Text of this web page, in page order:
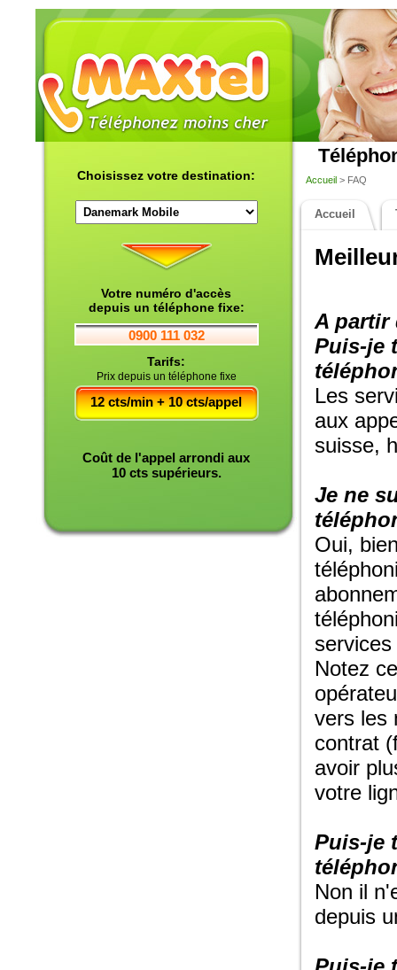
Choisissez votre destination:
Votre numéro d'accès
depuis un téléphone fixe:
0900 111 032
Tarifs:
Prix depuis un téléphone fixe
12 cts/min + 10 cts/appel
Coût de l'appel arrondi aux
10 cts supérieurs.
Accueil > FAQ
Accueil
A partir
Puis-je
Les
aux
suisse,
Je ne
Oui,
Notez
vers les
contrat
avoir
votre
Puis-je
Non il
depuis